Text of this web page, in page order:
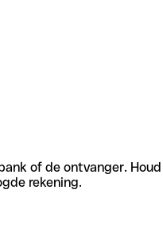
of de ontvanger.
rekening.